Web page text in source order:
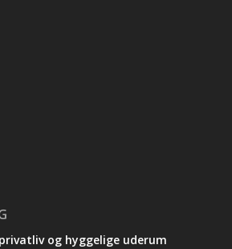
og hyggelige uderum